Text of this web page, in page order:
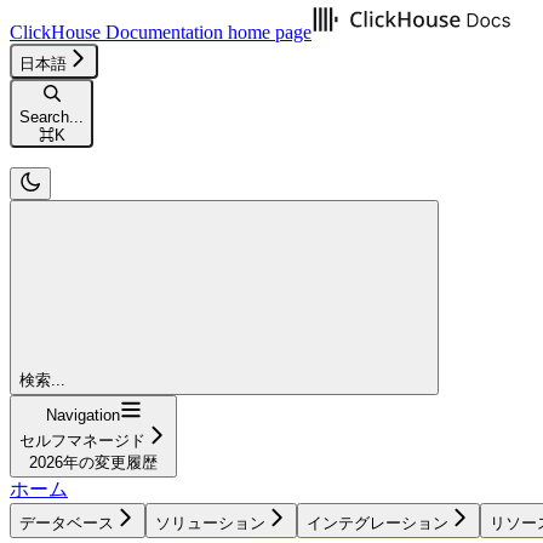
ClickHouse Documentation home page
日本語
Search...
⌘K
検索...
Navigation
セルフマネージド
2026年の変更履歴
ホーム
データベース ソリューション インテグレーション リソー